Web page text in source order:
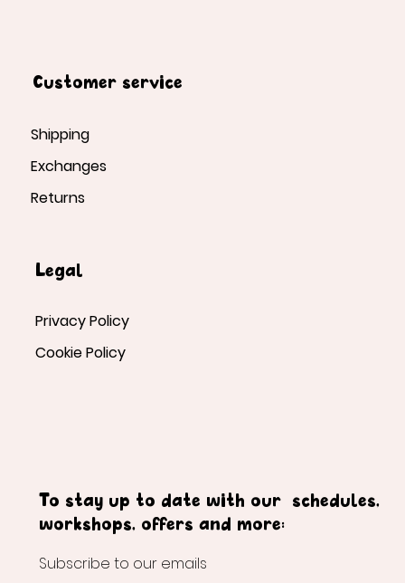
Customer service
Shipping
Exchanges
Returns
Legal
Privacy Policy
Cookie Policy
To stay up to date with our schedules,
workshops, offers and more:
Subscribe to our emails